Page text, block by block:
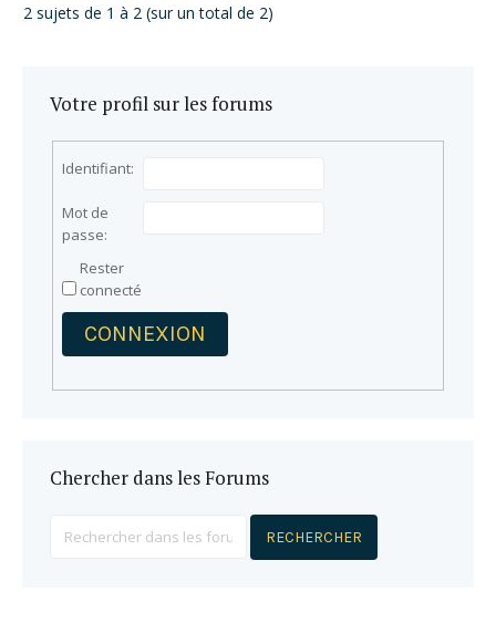
2 sujets de 1 à 2 (sur un total de 2)
Votre profil sur les forums
Identifiant:
Mot de
passe:
Rester
connecté
CONNEXION
Chercher dans les Forums